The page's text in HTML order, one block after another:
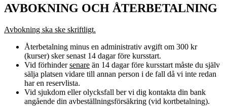
AVBOKNING OCH ÅTERBETALNING
Avbokning ska ske skriftligt.
Återbetalning minus en administrativ avgift om 300 kr
(kurser) sker senast 14 dagar före kursstart.
Vid förhindersenare än 14 dagar före kursstart måste du själv
sälja platsen vidare till annan person i de fall då vi inte redan
har en reservlista.
Vid sjukdom eller olycksfall ber vi dig kontakta din bank
angående din avbeställningsförsäkring (vid kortbetalning).